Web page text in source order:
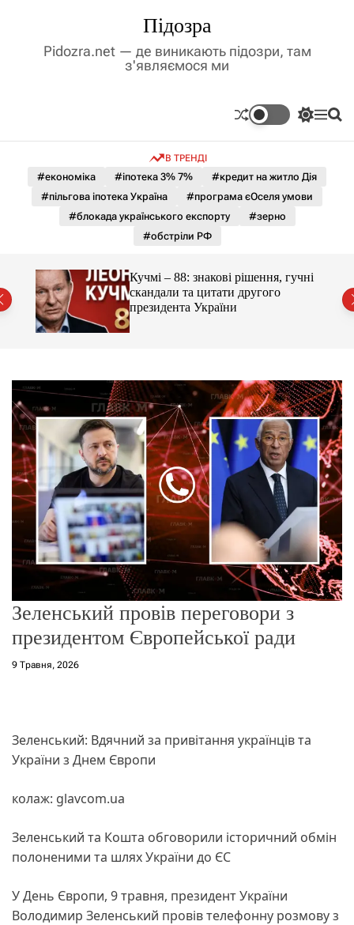
Підозра
Pidozra.net — де виникають підозри, там
з'являємося ми
П
м
к
а
ь
о
р
е
ж
и
м
у
М П
В ТРЕНДІ
#економіка #іпотека 3% 7%
#кредит на житло Дія
#пільгова іпотека Україна
#програма єОселя умови
#блокада українського експорту
#зерно
#обстріли РФ
Кучмі – 88: знакові рішення, гучні
скандали та цитати другого
президента України
Зеленський провів переговори з
президентом Європейської ради
9 Травня, 2026
Зеленський: Вдячний за привітання українців та
України з Днем Європи
колаж: glavcom.ua
Зеленський та Кошта обговорили історичний обмін
полоненими та шлях України до ЄС
У День Європи, 9 травня, президент України
Володимир Зеленський провів телефонну розмову з